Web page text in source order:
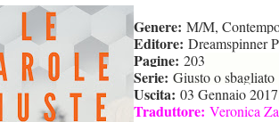
Genere: M/M,
Editore: Dreamspinner
Pagine: 203
Serie: Giusto o sbagliato
Uscita: 03 Gennaio 2017
Traduttore: Veronica